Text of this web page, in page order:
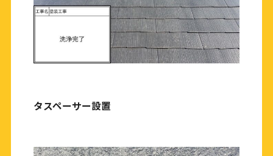
タスペーサー設置